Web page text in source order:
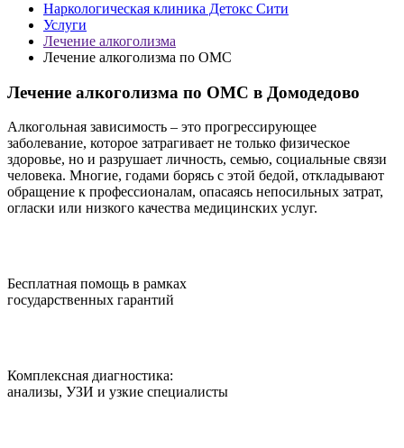
Наркологическая клиника Детокс Сити
Услуги
Лечение алкоголизма
Лечение алкоголизма по ОМС
Лечение алкоголизма по ОМС в Домодедово
Алкогольная зависимость – это прогрессирующее
заболевание, которое затрагивает не только физическое
здоровье, но и разрушает личность, семью, социальные связи
человека. Многие, годами борясь с этой бедой, откладывают
обращение к профессионалам, опасаясь непосильных затрат,
огласки или низкого качества медицинских услуг.
Бесплатная помощь в рамках
государственных гарантий
Комплексная диагностика:
анализы, УЗИ и узкие специалисты